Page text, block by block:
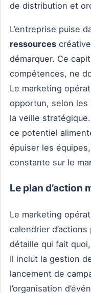
de distribution et
L’entreprise puise
ressources
démarquer. Ce
compétences, ne
Le marketing
opportun, selon
la veille
ce potentiel
épuiser les
constante sur le
Le plan d’action
Le marketing
calendrier
détaille qui fait
Il inclut la gestion
lancement de
l’organisation